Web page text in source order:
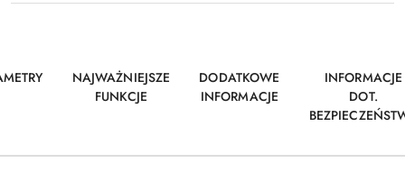
NAJWAŻNIEJSZE
FUNKCJE
DODATKOWE
INFORMACJE
INFORMACJE
DOT.